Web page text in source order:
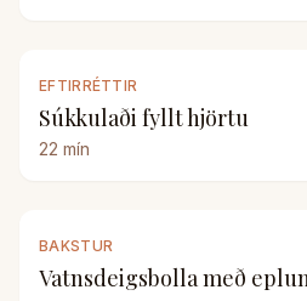
EFTIRRÉTTIR
Súkkulaði fyllt hjörtu
22 mín
BAKSTUR
Vatnsdeigsbolla með